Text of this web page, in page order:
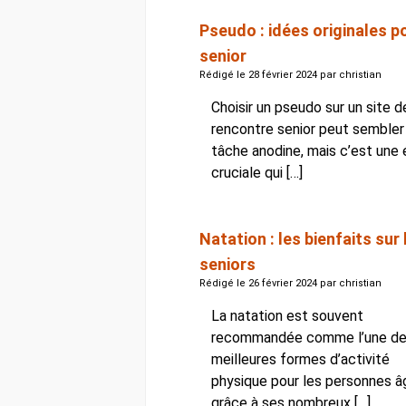
Pseudo : idées originales
senior
Rédigé le 28 février 2024 par christian
Choisir un pseudo sur un site
rencontre senior peut sembler
tâche anodine, mais c’est une
cruciale qui […]
Natation : les bienfaits sur
seniors
Rédigé le 26 février 2024 par christian
La natation est souvent
recommandée comme l’une
meilleures formes d’activité
physique pour les personnes